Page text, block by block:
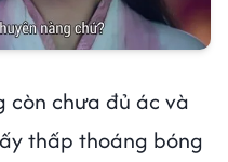
còn chưa đủ ác và
thấp thoáng bóng